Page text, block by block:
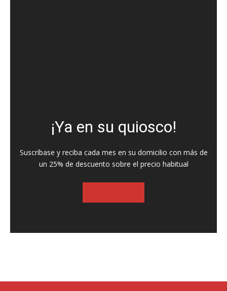
¡Ya en su quiosco!
Suscríbase y reciba cada mes en su domicilio con más de
un 25% de descuento sobre el precio habitual